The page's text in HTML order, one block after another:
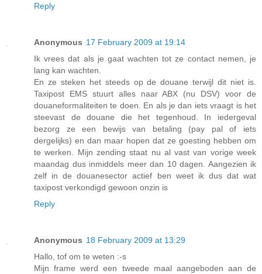
Reply
Anonymous 17 February 2009 at 19:14
Ik vrees dat als je gaat wachten tot ze contact nemen, je
lang kan wachten.
En ze steken het steeds op de douane terwijl dit niet is.
Taxipost EMS stuurt alles naar ABX (nu DSV) voor de
douaneformaliteiten te doen. En als je dan iets vraagt is het
steevast de douane die het tegenhoud. In iedergeval
bezorg ze een bewijs van betaling (pay pal of iets
dergelijks) en dan maar hopen dat ze goesting hebben om
te werken. Mijn zending staat nu al vast van vorige week
maandag dus inmiddels meer dan 10 dagen. Aangezien ik
zelf in de douanesector actief ben weet ik dus dat wat
taxipost verkondigd gewoon onzin is
Reply
Anonymous 18 February 2009 at 13:29
Hallo, tof om te weten :-s
Mijn frame werd een tweede maal aangeboden aan de